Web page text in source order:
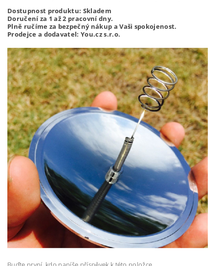
Dostupnost produktu: Skladem
Doručení za 1 až 2 pracovní dny.
Plně ručíme za bezpečný nákup a Vaši spokojenost.
Prodejce a dodavatel: You.cz s.r.o.